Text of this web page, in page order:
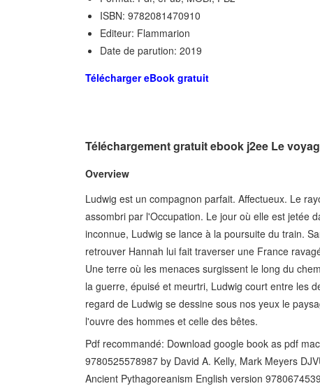
ISBN: 9782081470910
Editeur: Flammarion
Date de parution: 2019
Télécharger eBook gratuit
Téléchargement gratuit ebook j2ee Le
Overview
Ludwig est un compagnon parfait. Affectueux. Le
assombri par l'Occupation. Le jour où elle est jetée
inconnue, Ludwig se lance à la poursuite du train.
retrouver Hannah lui fait traverser une France
Une terre où les menaces surgissent le long du
la guerre, épuisé et meurtri, Ludwig court entre les
regard de Ludwig se dessine sous nos yeux le
l'ouvre des hommes et celle des bêtes.
Pdf recommandé: Download google book as pdf
9780525578987 by David A. Kelly, Mark Meyers
Ancient Pythagoreanism English version